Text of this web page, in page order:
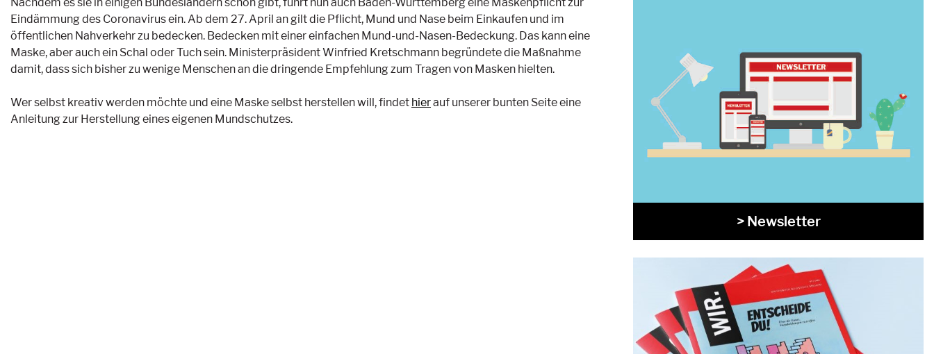
Eindämmung des Coronavirus ein. Ab dem 27. April an gilt die Pflicht, Mund und Nase beim Einkaufen und im
öffentlichen Nahverkehr zu bedecken. Bedecken mit einer einfachen Mund-und-Nasen-Bedeckung. Das kann eine
Maske, aber auch ein Schal oder Tuch sein. Ministerpräsident Winfried Kretschmann begründete die Maßnahme
damit, dass sich bisher zu wenige Menschen an die dringende Empfehlung zum Tragen von Masken hielten.
Wer selbst kreativ werden möchte und eine Maske selbst herstellen will, findet hierauf unserer bunten Seite eine
Anleitung zur Herstellung eines eigenen Mundschutzes.
> Newsletter